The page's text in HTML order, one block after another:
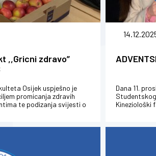
,,Gricni zdravo”
Osijek uspješno je
promicanja zdravih
te podizanja svijesti o
Dana 11.
Kineziološki